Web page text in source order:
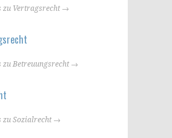
zu Vertragsrecht →
zu Betreuungsrecht →
zu Sozialrecht →